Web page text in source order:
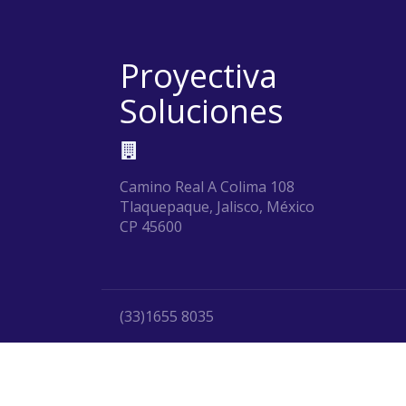
Proyectiva
Soluciones
Camino Real A Colima 108
Tlaquepaque, Jalisco, México
CP 45600
(33)1655 8035